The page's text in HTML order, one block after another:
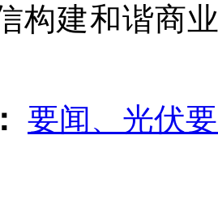
构建和谐商
要闻、光伏